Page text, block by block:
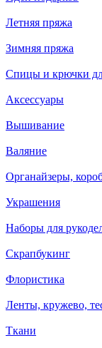
Летняя пряжа
Зимняя пряжа
Спицы и крючки
Аксессуары
Вышивание
Валяние
Органайзеры,
Украшения
Наборы для
Скрапбукинг
Флористика
Ленты, кружево,
Ткани